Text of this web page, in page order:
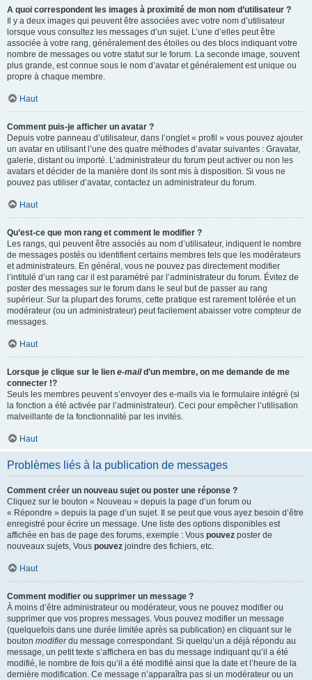
A quoi correspondent les images à proximité de mon nom d’utilisateur ?
Il y a deux images qui peuvent être associées avec votre nom d’utilisateur
lorsque vous consultez les messages d’un sujet. L’une d’elles peut être
associée à votre rang, généralement des étoiles ou des blocs indiquant votre
nombre de messages ou votre statut sur le forum. La seconde image, souvent
plus grande, est connue sous le nom d’avatar et généralement est unique ou
propre à chaque membre.
Haut
Comment puis-je afficher un avatar ?
Depuis votre panneau d’utilisateur, dans l’onglet « profil » vous pouvez ajouter
un avatar en utilisant l’une des quatre méthodes d’avatar suivantes : Gravatar,
galerie, distant ou importé. L’administrateur du forum peut activer ou non les
avatars et décider de la manière dont ils sont mis à disposition. Si vous ne
pouvez pas utiliser d’avatar, contactez un administrateur du forum.
Haut
Qu’est-ce que mon rang et comment le modifier ?
Les rangs, qui peuvent être associés au nom d’utilisateur, indiquent le nombre
de messages postés ou identifient certains membres tels que les modérateurs
et administrateurs. En général, vous ne pouvez pas directement modifier
l’intitulé d’un rang car il est paramétré par l’administrateur du forum. Évitez de
poster des messages sur le forum dans le seul but de passer au rang
supérieur. Sur la plupart des forums, cette pratique est rarement tolérée et un
modérateur (ou un administrateur) peut facilement abaisser votre compteur de
messages.
Haut
Lorsque je clique sur le lien e-maild’un membre, on me demande de me
connecter !?
Seuls les membres peuvent s’envoyer des e-mails via le formulaire intégré (si
la fonction a été activée par l’administrateur). Ceci pour empêcher l’utilisation
malveillante de la fonctionnalité par les invités.
Haut
Problèmes liés à la publication de messages
Comment créer un nouveau sujet ou poster une réponse ?
Cliquez sur le bouton « Nouveau » depuis la page d’un forum ou
« Répondre » depuis la page d’un sujet. Il se peut que vous ayez besoin d’être
enregistré pour écrire un message. Une liste des options disponibles est
affichée en bas de page des forums, exemple : Vous pouvez poster de
nouveaux sujets, Vous pouvez joindre des fichiers, etc.
Haut
Comment modifier ou supprimer un message ?
À moins d’être administrateur ou modérateur, vous ne pouvez modifier ou
supprimer que vos propres messages. Vous pouvez modifier un message
(quelquefois dans une durée limitée après sa publication) en cliquant sur le
bouton modifierdu message correspondant. Si quelqu’un a déjà répondu au
message, un petit texte s’affichera en bas du message indiquant qu’il a été
modifié, le nombre de fois qu’il a été modifié ainsi que la date et l’heure de la
dernière modification. Ce message n’apparaîtra pas si un modérateur ou un